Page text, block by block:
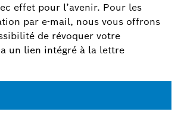
effet pour l’avenir. Pour les
par e-mail, nous vous offrons
de révoquer votre
un lien intégré à la lettre